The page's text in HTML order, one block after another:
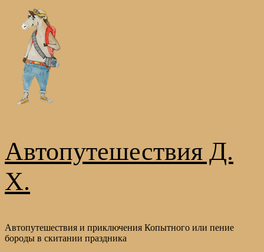
Перейти
содержимому
Автопутешествия Д.
Х.
Автопутешествия и приключения Копытного или пение
бороды в скитании праздника